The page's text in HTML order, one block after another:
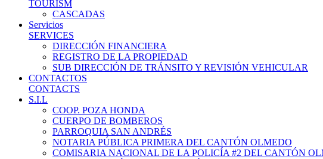
TOURISM
CASCADAS
Servicios
SERVICES
DIRECCIÓN FINANCIERA
REGISTRO DE LA PROPIEDAD
SUB DIRECCIÓN DE TRÁNSITO Y REVISIÓN VEHICULAR
CONTACTOS
CONTACTS
S.I.L
COOP. POZA HONDA
CUERPO DE BOMBEROS
PARROQUIA SAN ANDRÉS
NOTARIA PÚBLICA PRIMERA DEL CANTÓN OLMEDO
COMISARIA NACIONAL DE LA POLICÍA #2 DEL CANTÓN